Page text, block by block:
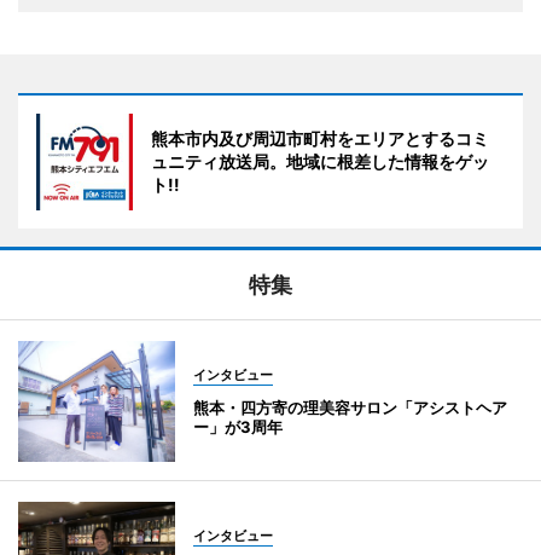
熊本市内及び周辺市町村をエリアとするコミ
ュニティ放送局。地域に根差した情報をゲッ
ト!!
特集
インタビュー
熊本・四方寄の理美容サロン「アシストヘア
ー」が3周年
インタビュー